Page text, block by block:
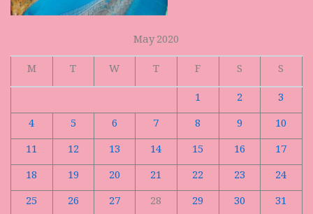
May 2020
M
T W T F S
S
1
2
3
4
5 6 7 8 9
10
11
12 13 14 15 16
17
18
19 20 21 22 23
24
25
26 27 28 29 30 31